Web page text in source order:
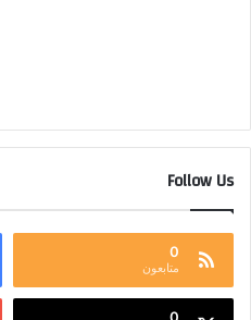
Follow Us
0
متابعون